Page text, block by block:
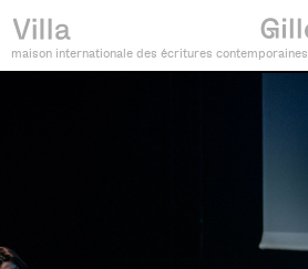
maison internationale des écritures contemporaines